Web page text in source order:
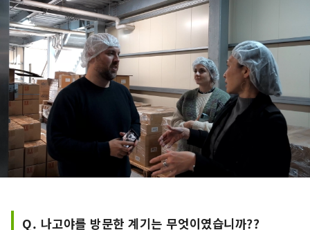
Q. 나고야를 방문한 계기는 무엇이였습니까??